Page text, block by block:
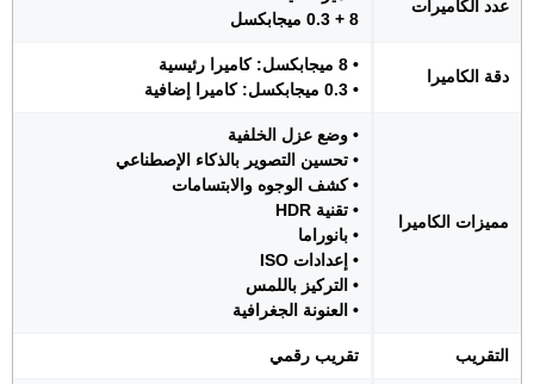
عدد الكاميرات
8 + 0.3 ميجابكسل
دقة الكاميرا
• 8 ميجابكسل: كاميرا رئيسية
• 0.3 ميجابكسل: كاميرا إضافية
مميزات الكاميرا
• وضع عزل الخلفية
• تحسين التصوير بالذكاء الإصطناعي
• كشف الوجوه والابتسامات
• تقنية HDR
• بانوراما
• إعدادات ISO
• التركيز باللمس
• العنونة الجغرافية
التقريب تقريب رقمي